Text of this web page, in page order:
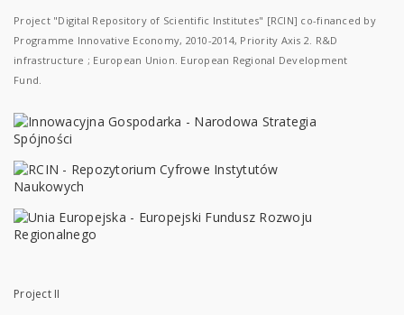
Project "Digital Repository of Scientific Institutes" [RCIN] co-financed by
Programme Innovative Economy, 2010-2014, Priority Axis 2. R&D
infrastructure ; European Union. European Regional Development
Fund.
Project II